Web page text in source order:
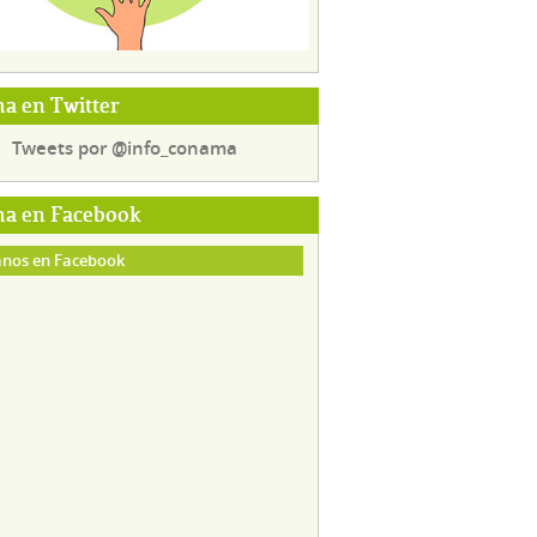
en Twitter
Tweets por @info_conama
en Facebook
en Facebook